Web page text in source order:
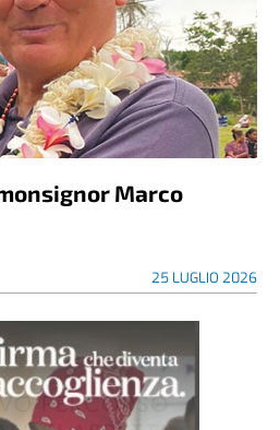
Marco
25 LUGLIO 2026